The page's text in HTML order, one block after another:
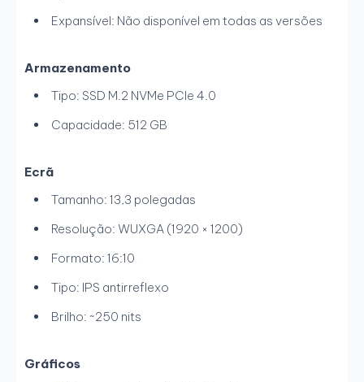
Expansível: Não disponível em todas as versões
Armazenamento
Tipo: SSD M.2 NVMe PCIe 4.0
Capacidade: 512 GB
Ecrã
Tamanho: 13,3 polegadas
Resolução: WUXGA (1920 × 1200)
Formato: 16:10
Tipo: IPS antirreflexo
Brilho: ~250 nits
Gráficos